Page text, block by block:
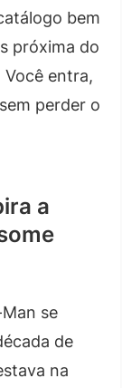
bem
próxima do
Você entra,
perder o
a
se
de
na